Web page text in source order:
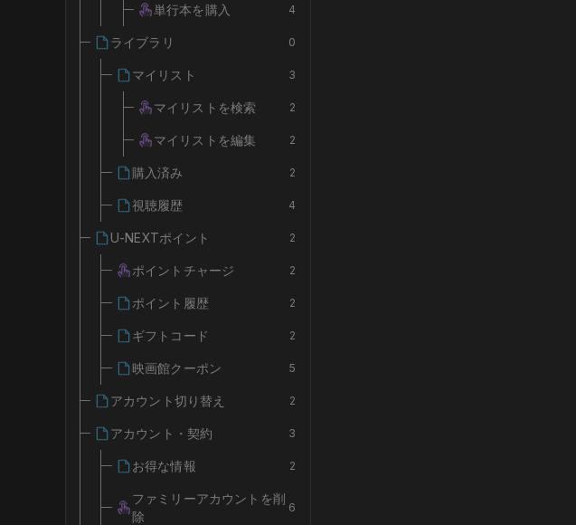
単行本を購入 4
ライブラリ 0
マイリスト 3
マイリストを検索 2
マイリストを編集 2
購入済み 2
視聴履歴 4
U-NEXTポイント 2
ポイントチャージ 2
ポイント履歴 2
ギフトコード 2
映画館クーポン 5
アカウント切り替え 2
アカウント・契約 3
お得な情報 2
ファミリーアカウントを削
除
6